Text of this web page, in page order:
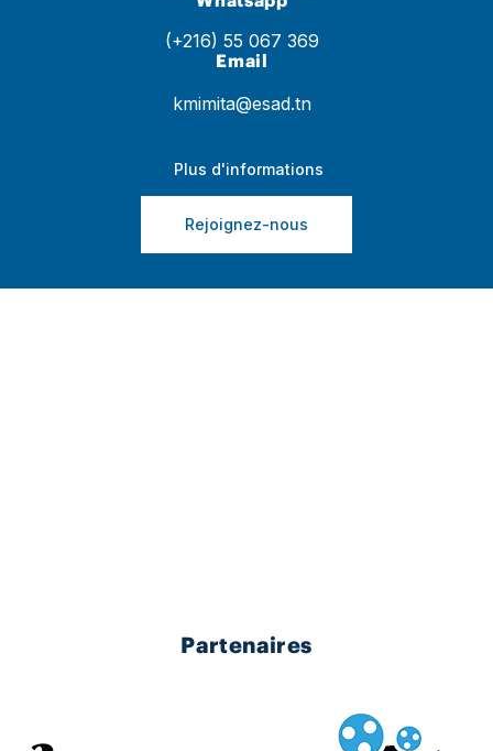
(+216) 55 067 369
Email
kmimita@esad.tn
Plus d'informations
Rejoignez-nous
Partenaires